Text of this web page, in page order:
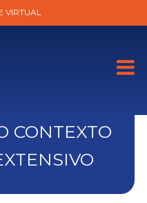
VIRTUAL
CONTEXTO